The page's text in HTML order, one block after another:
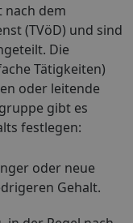
nach dem
(TVöD) und sind
Die
Tätigkeiten)
oder leitende
gibt es
festlegen:
oder neue
Gehalt.